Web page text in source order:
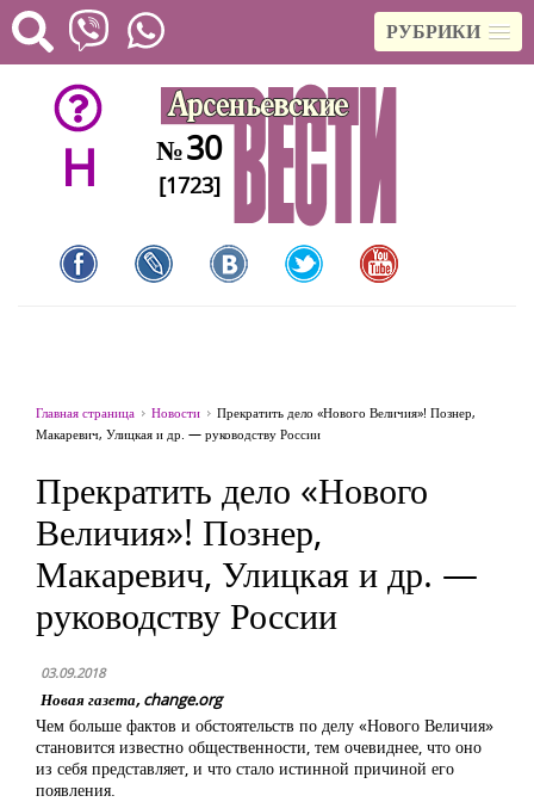
РУБРИКИ
H №30
[1723]
Главная страница Новости
Прекратить дело «Нового Величия»! Познер,
Макаревич, Улицкая и др. — руководству России
Прекратить дело «Нового
Величия»! Познер,
Макаревич, Улицкая и др. —
руководству России
03.09.2018
Новая газета, change.org
Чем больше фактов и обстоятельств по делу «Нового Величия»
становится известно общественности, тем очевиднее, что оно
из себя представляет, и что стало истинной причиной его
появления.